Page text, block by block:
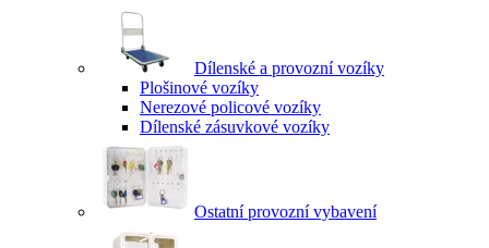
Dílenské a provozní vozíky
Plošinové vozíky
Nerezové policové vozíky
Dílenské zásuvkové vozíky
Ostatní provozní vybavení